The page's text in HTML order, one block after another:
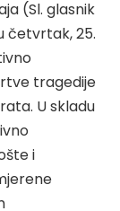
(Sl. glasnik
četvrtak, 25.
tragedije
U skladu
i